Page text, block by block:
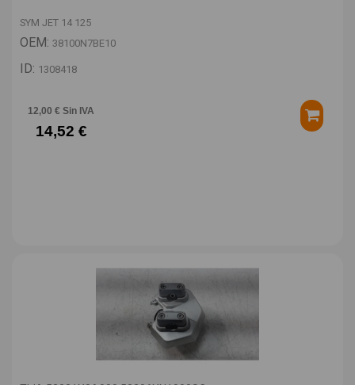
SYM JET 14 125
OEM: 38100N7BE10
ID: 1308418
12,00 € Sin IVA
14,52 €